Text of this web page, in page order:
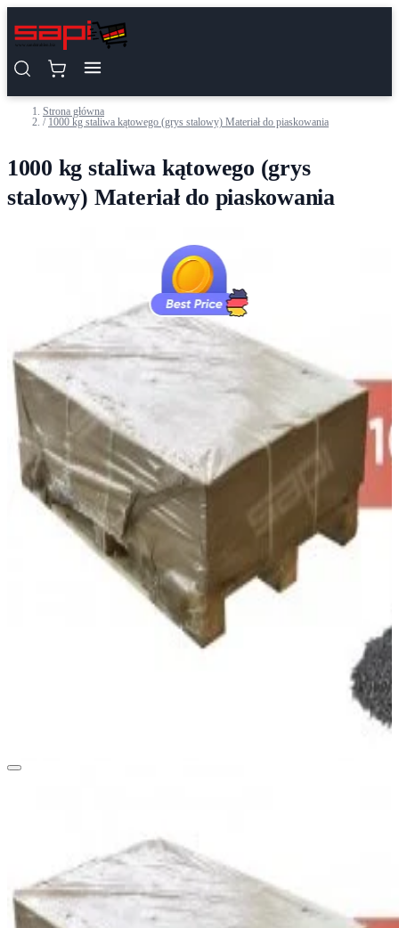
Strona główna
/ 1000 kg staliwa kątowego (grys stalowy) Materiał do piaskowania
1000 kg staliwa kątowego (grys
stalowy) Materiał do piaskowania